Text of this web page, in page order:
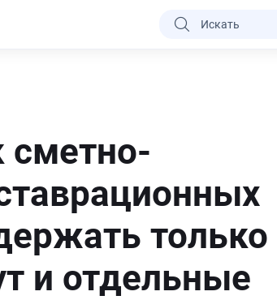
сметно-
только
и отдельные